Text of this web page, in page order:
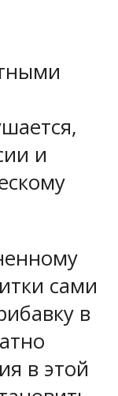
и
сами
в
в этой